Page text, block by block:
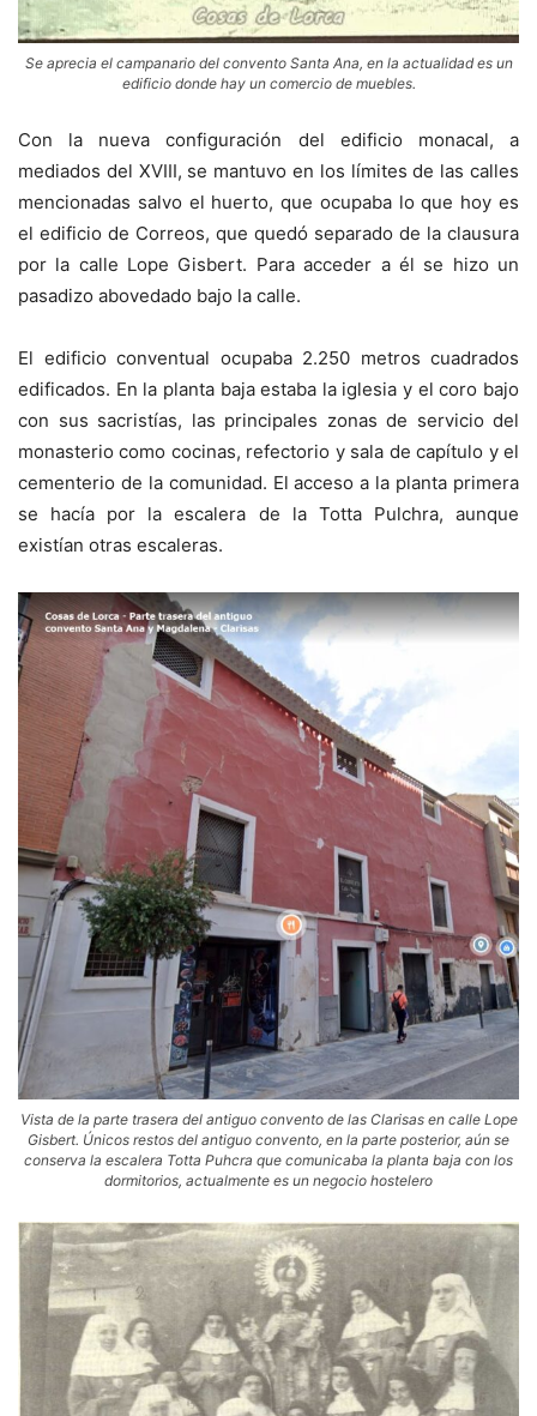
Se aprecia el campanario del convento Santa Ana, en la actualidad es un
edificio donde hay un comercio de muebles.
Con la nueva configuración del edificio monacal, a
mediados del XVIII, se mantuvo en los límites de las calles
mencionadas salvo el huerto, que ocupaba lo que hoy es
el edificio de Correos, que quedó separado de la clausura
por la calle Lope Gisbert. Para acceder a él se hizo un
pasadizo abovedado bajo la calle.
El edificio conventual ocupaba 2.250 metros cuadrados
edificados. En la planta baja estaba la iglesia y el coro bajo
con sus sacristías, las principales zonas de servicio del
monasterio como cocinas, refectorio y sala de capítulo y el
cementerio de la comunidad. El acceso a la planta primera
se hacía por la escalera de la Totta Pulchra, aunque
existían otras escaleras.
Vista de la parte trasera del antiguo convento de las Clarisas en calle Lope
Gisbert. Únicos restos del antiguo convento, en la parte posterior, aún se
conserva la escalera Totta Puhcra que comunicaba la planta baja con los
dormitorios, actualmente es un negocio hostelero